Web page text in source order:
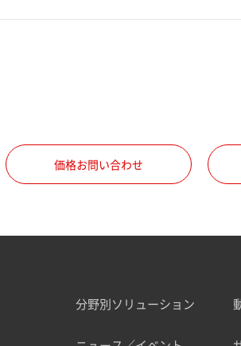
価格お問い合わせ
分野別ソリューション